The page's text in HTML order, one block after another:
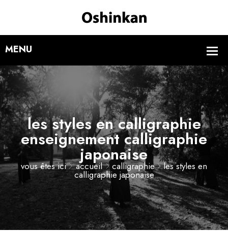
les styles en calligraphie
enseignement calligraphie
japonaise
vous êtes ici accueil calligraphie les styles en
calligraphie japonaise